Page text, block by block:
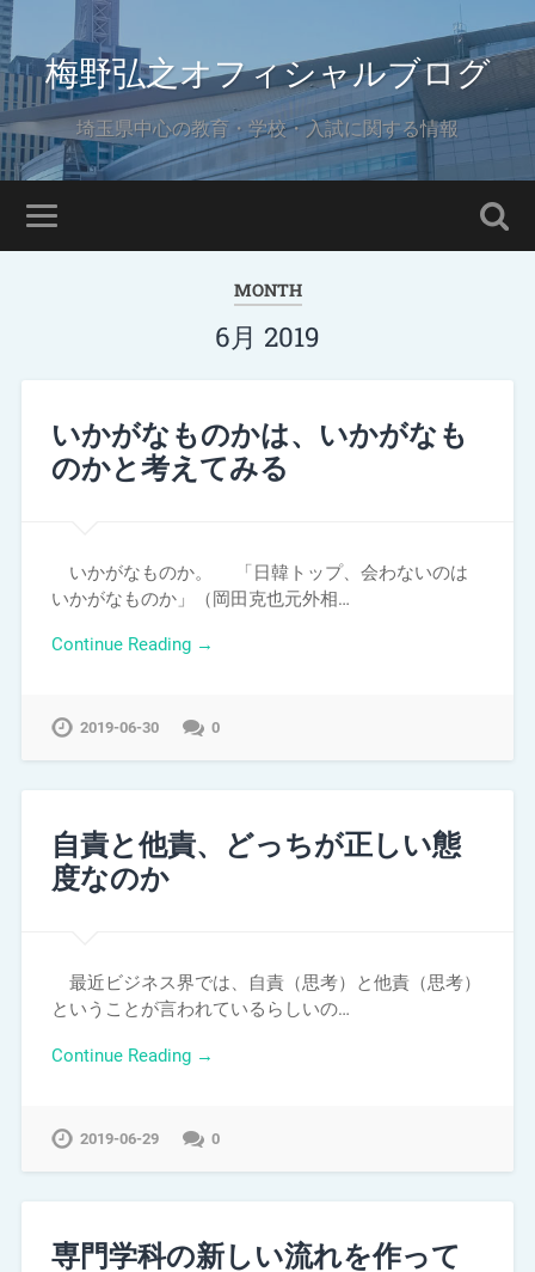
梅野弘之オフィシャルブログ
埼玉県中心の教育・学校・入試に関する情報
MONTH
6月 2019
いかがなものかは、いかがなも
のかと考えてみる
いかがなものか。 「日韓トップ、会わないのは
いかがなものか」（岡田克也元外相…
Continue Reading →
2019-06-30 0
自責と他責、どっちが正しい態
度なのか
最近ビジネス界では、自責（思考）と他責（思考）
ということが言われているらしいの…
Continue Reading →
2019-06-29 0
専門学科の新しい流れを作って